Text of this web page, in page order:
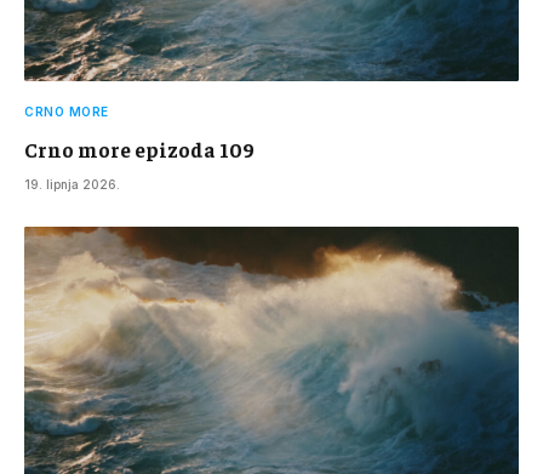
CRNO MORE
Crno more epizoda 109
19. lipnja 2026.